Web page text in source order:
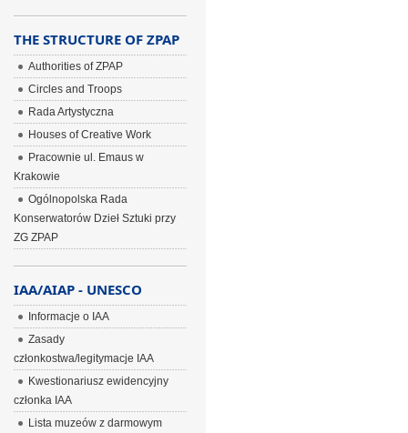
THE STRUCTURE OF ZPAP
Authorities of ZPAP
Circles and Troops
Rada Artystyczna
Houses of Creative Work
Pracownie ul. Emaus w
Krakowie
Ogólnopolska Rada
Konserwatorów Dzieł Sztuki przy
ZG ZPAP
IAA/AIAP - UNESCO
Informacje o IAA
Zasady
członkostwa/legitymacje IAA
Kwestionariusz ewidencyjny
członka IAA
Lista muzeów z darmowym